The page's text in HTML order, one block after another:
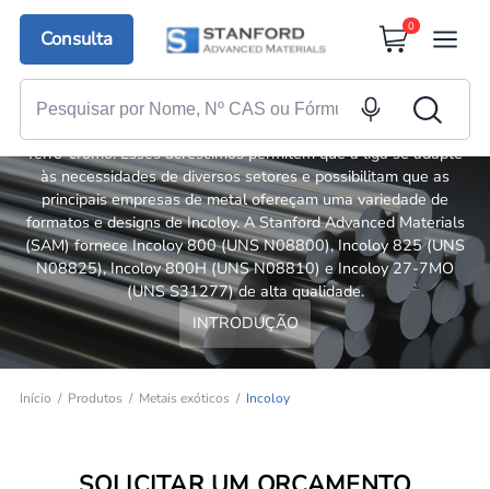
Consulta
0
Incoloy
ferro-cromo. Esses acréscimos permitem que a liga se adapte
às necessidades de diversos setores e possibilitam que as
principais empresas de metal ofereçam uma variedade de
formatos e designs de Incoloy. A Stanford Advanced Materials
(SAM) fornece Incoloy 800 (UNS N08800), Incoloy 825 (UNS
N08825), Incoloy 800H (UNS N08810) e Incoloy 27-7MO
(UNS S31277) de alta qualidade.
INTRODUÇÃO
Início Produtos Metais exóticos Incoloy